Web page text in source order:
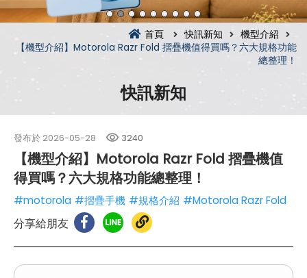
首頁 快訊新知
機型介紹
【機型介紹】Motorola Razr Fold 摺疊機值得買嗎？六大規格功能
總整理！
快訊新知
發布於 2026-05-28 3240
【機型介紹】Motorola Razr Fold 摺疊機值
得買嗎？六大規格功能總整理！
#motorola #摺疊手機 #規格介紹 #Motorola Razr Fold
分享給朋友